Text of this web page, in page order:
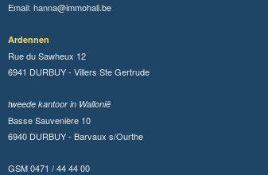
Email: hanna@immohali.be
Ardennen
Rue du Sawheux 12
6941 DURBUY - Villers Ste Gertrude
tweede kantoor in Wallonië
Basse Sauvenière 10
6940 DURBUY - Barvaux s/Ourthe
GSM 0471 / 44 44 00